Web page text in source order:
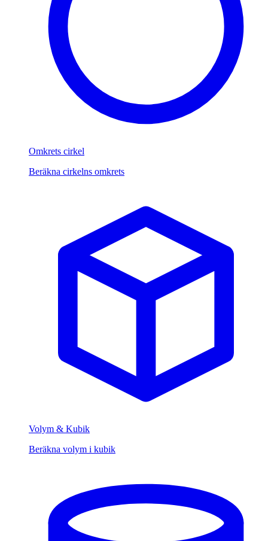
Omkrets cirkel
Beräkna cirkelns omkrets
Volym & Kubik
Beräkna volym i kubik